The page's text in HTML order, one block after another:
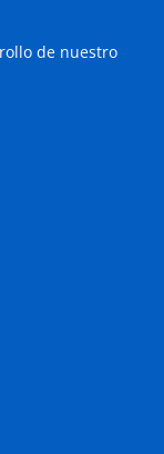
de nuestro